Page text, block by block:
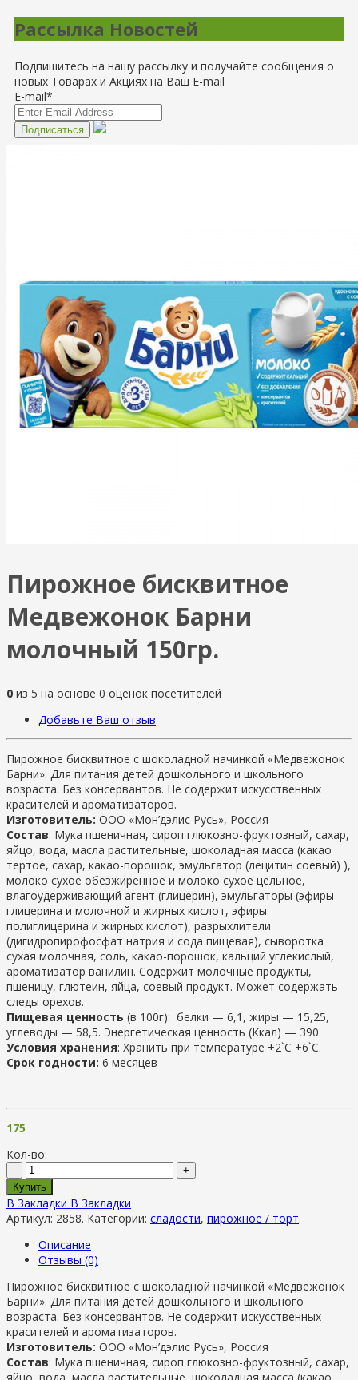
Рассылка Новостей
Подпишитесь на нашу рассылку и получайте сообщения о
новых Товарах и Акциях на Ваш E-mail
E-mail*
Пирожное бисквитное
Медвежонок Барни
молочный 150гр.
0 из 5 на основе 0 оценок посетителей
Добавьте Ваш отзыв
Пирожное бисквитное с шоколадной начинкой «Медвежонок
Барни». Для питания детей дошкольного и школьного
возраста. Без консервантов. Не содержит искусственных
красителей и ароматизаторов.
Изготовитель: ООО «Мон’дэлис Русь», Россия
Состав: Мука пшеничная, сироп глюкозно-фруктозный, сахар,
яйцо, вода, масла растительные, шоколадная масса (какао
тертое, сахар, какао-порошок, эмульгатор (лецитин соевый) ),
молоко сухое обезжиренное и молоко сухое цельное,
влагоудерживающий агент (глицерин), эмульгаторы (эфиры
глицерина и молочной и жирных кислот, эфиры
полиглицерина и жирных кислот), разрыхлители
(дигидропирофосфат натрия и сода пищевая), сыворотка
сухая молочная, соль, какао-порошок, кальций углекислый,
ароматизатор ванилин. Содержит молочные продукты,
пшеницу, глютеин, яйца, соевый продукт. Может содержать
следы орехов.
Пищевая ценность (в 100г): белки — 6,1, жиры — 15,25,
углеводы — 58,5. Энергетическая ценность (Ккал) — 390
Условия хранения: Хранить при температуре +2`C +6`C.
Срок годности: 6 месяцев
175
Кол-во:
-
+
Купить
В Закладки В Закладки
Артикул: 2858. Категории: сладости, пирожное / торт.
Описание
Отзывы (0)
Пирожное бисквитное с шоколадной начинкой «Медвежонок
Барни». Для питания детей дошкольного и школьного
возраста. Без консервантов. Не содержит искусственных
красителей и ароматизаторов.
Изготовитель: ООО «Мон’дэлис Русь», Россия
Состав: Мука пшеничная, сироп глюкозно-фруктозный, сахар,